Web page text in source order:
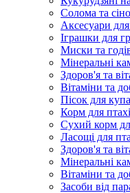
Солома та
Аксесуари для
Іграшки для
Миски та
Мінеральні
Здоров'я та
Вітаміни та
Пісок для
Корм для
Сухий корм
Ласощі для
Здоров'я та
Мінеральні
Вітаміни та
Засоби від